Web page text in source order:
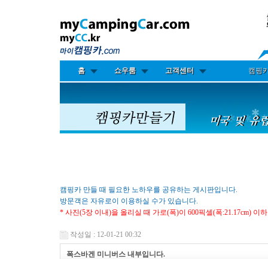
홈 쇼우룸 고객센터 캠핑
캠핑카 만들 때 필요한 노하우를 공유하는 게시판입니다.
방문객은 자유로이 이용하실 수가 있습니다.
* 사진(5장 이내)을 올리실 때 가로(폭)이 600픽셀(폭:21.17cm) 이
작성일 : 12-01-21 00:32
폭스바겐 미니버스 내부입니다.